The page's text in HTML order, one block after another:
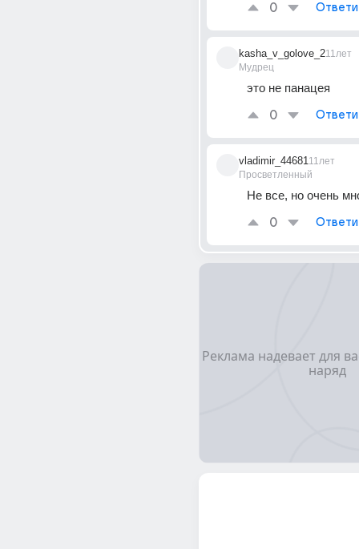
0
kasha_v_golove_2
Мудрец
11лет
это не панацея
0
vladimir_44681
Просветленный
11лет
Не все, но очень
0